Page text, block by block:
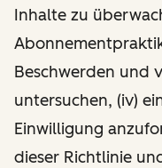
Inhalte zu
Beschwerden und
untersuchen, (iv)
Einwilligung
dieser Richtlinie